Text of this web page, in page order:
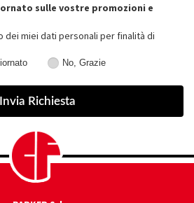
sulle vostre promozioni e
miei dati personali per finalità di
No, Grazie